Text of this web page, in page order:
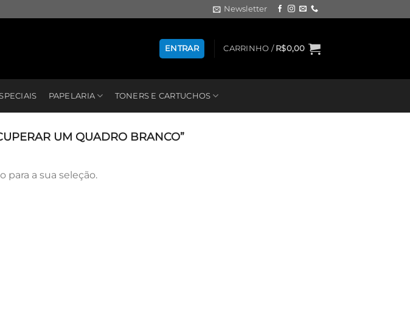
Newsletter
ENTRAR CARRINHO / R$0,00
PAPELARIA TONERS E CARTUCHOS
UM QUADRO BRANCO”
a sua seleção.